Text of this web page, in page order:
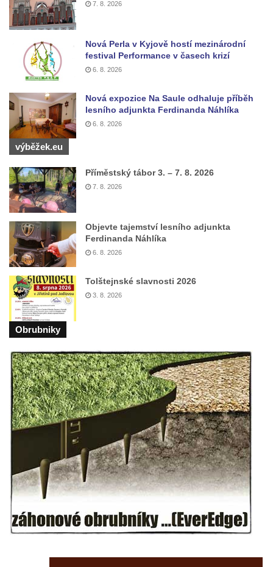
Českých Budějovicích
Semilech
Pamětní deska Tomáše Garrigue Masaryka
Pamětní deska na biskupské rezidenci v
Českých Budějovicích
Pamětní deska Josefa Hloucha na
biskupské rezidenci v Českých
Budějovicích
Socha žáby u rybníčku na Náměstí v
Kamenném Újezdě
Pamětní kámen družebních obcí Kamenný
Újezd a Krauchthal v parku na Náměstí v
Kamenném Újezdě
Socha na náměstí J. V. Kamarýta ve
Velešíně
Pomník J. V. Kamarýta v Krumlovské ulici ve
Velešíně
vstupu do poutního místa Římov
Plastika Koule v Gutenbergově ulici v
Liberci
Pamětní deska Vojtěcha Kocmicha na
domě čp. 37 v ulici Betlém v Římově
Pomník na paměť zrušení roboty v Plavu
Socha vodníka v Plavu
Socha svatého Jana Nepomuckého v
Třebušíně
Pamětní deska Johanna Nepomuka
Fischera na domě čp. 5/16 na třídě 9.
7. 8. 2026
Nová Perla v Kyjově hostí mezinárodní
festival Performance v časech krizí
6. 8. 2026
Nová expozice Na Saule odhaluje příběh
lesního adjunkta Ferdinanda Náhlíka
6. 8. 2026
výběžek.eu
Příměstský tábor 3. – 7. 8. 2026
7. 8. 2026
Objevte tajemství lesního adjunkta
Ferdinanda Náhlíka
6. 8. 2026
Tolštejnské slavnosti 2026
3. 8. 2026
Obrubniky